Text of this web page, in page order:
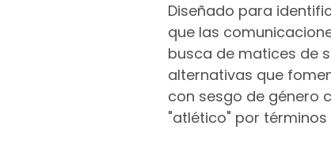
Diseñado para
que las
busca de matices de
alternativas que
con sesgo de género
"atlético" por términos